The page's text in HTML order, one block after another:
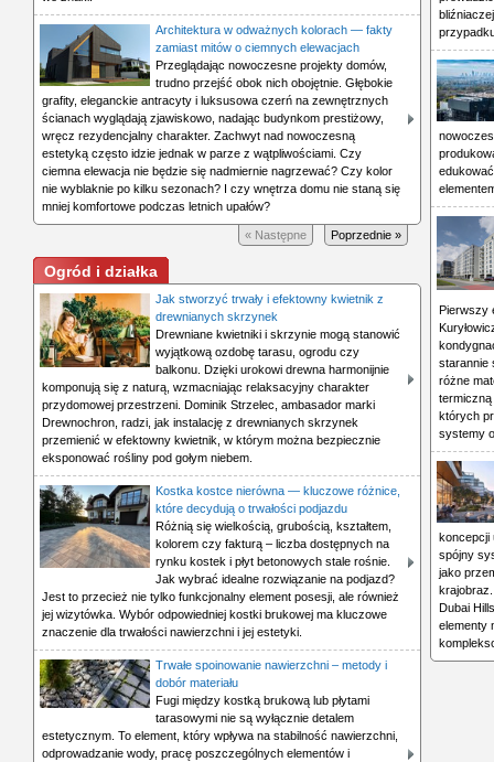
Architektura w odważnych kolorach — fakty
zamiast mitów o ciemnych elewacjach
Przeglądając nowoczesne projekty domów,
trudno przejść obok nich obojętnie. Głębokie
grafity, eleganckie antracyty i luksusowa czerń na zewnętrznych
ścianach wyglądają zjawiskowo, nadając budynkom prestiżowy,
wręcz rezydencjalny charakter. Zachwyt nad nowoczesną
estetyką często idzie jednak w parze z wątpliwościami. Czy
ciemna elewacja nie będzie się nadmiernie nagrzewać? Czy kolor
nie wyblaknie po kilku sezonach? I czy wnętrza domu nie staną się
mniej komfortowe podczas letnich upałów?
Poprzednie »
« Następne
Ogród i działka
Jak stworzyć trwały i efektowny kwietnik z
drewnianych skrzynek
Drewniane kwietniki i skrzynie mogą stanowić
wyjątkową ozdobę tarasu, ogrodu czy
balkonu. Dzięki urokowi drewna harmonijnie
komponują się z naturą, wzmacniając relaksacyjny charakter
przydomowej przestrzeni. Dominik Strzelec, ambasador marki
Drewnochron, radzi, jak instalację z drewnianych skrzynek
przemienić w efektowny kwietnik, w którym można bezpiecznie
eksponować rośliny pod gołym niebem.
Kostka kostce nierówna — kluczowe różnice,
które decydują o trwałości podjazdu
Różnią się wielkością, grubością, kształtem,
kolorem czy fakturą – liczba dostępnych na
rynku kostek i płyt betonowych stale rośnie.
Jak wybrać idealne rozwiązanie na podjazd?
Jest to przecież nie tylko funkcjonalny element posesji, ale również
jej wizytówka. Wybór odpowiedniej kostki brukowej ma kluczowe
znaczenie dla trwałości nawierzchni i jej estetyki.
Trwałe spoinowanie nawierzchni – metody i
dobór materiału
Fugi między kostką brukową lub płytami
tarasowymi nie są wyłącznie detalem
estetycznym. To element, który wpływa na stabilność nawierzchni,
odprowadzanie wody, pracę poszczególnych elementów i
Pierwszy
starannie
różne
których
systemy
koncepcji
spójny
jako
Dubai
elementy